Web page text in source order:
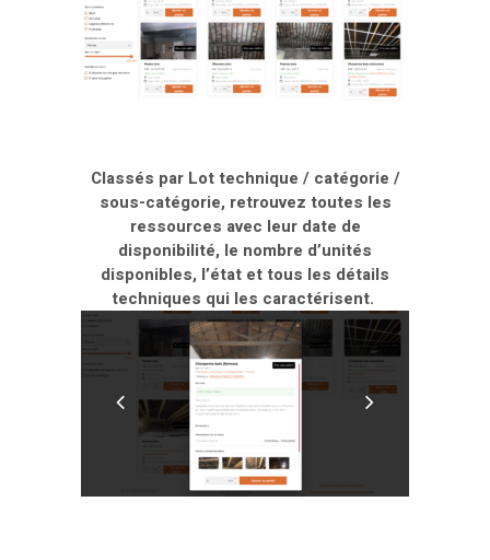
Classés par Lot technique / catégorie /
sous-catégorie, retrouvez toutes les
ressources avec leur date de
disponibilité, le nombre d’unités
disponibles, l’état et tous les détails
techniques qui les caractérisent.